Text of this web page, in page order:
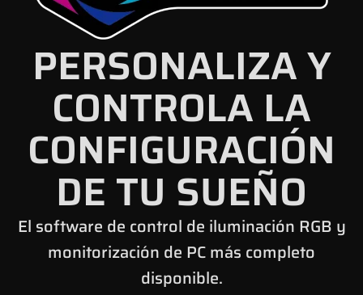
PERSONALIZA Y
CONTROLA LA
CONFIGURACIÓN
DE TU SUEÑO
El software de control de iluminación RGB y
monitorización de PC más completo
disponible.